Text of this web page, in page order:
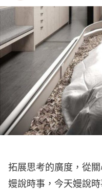
拓展思考的廣度，從
嫚說時事，今天嫚說